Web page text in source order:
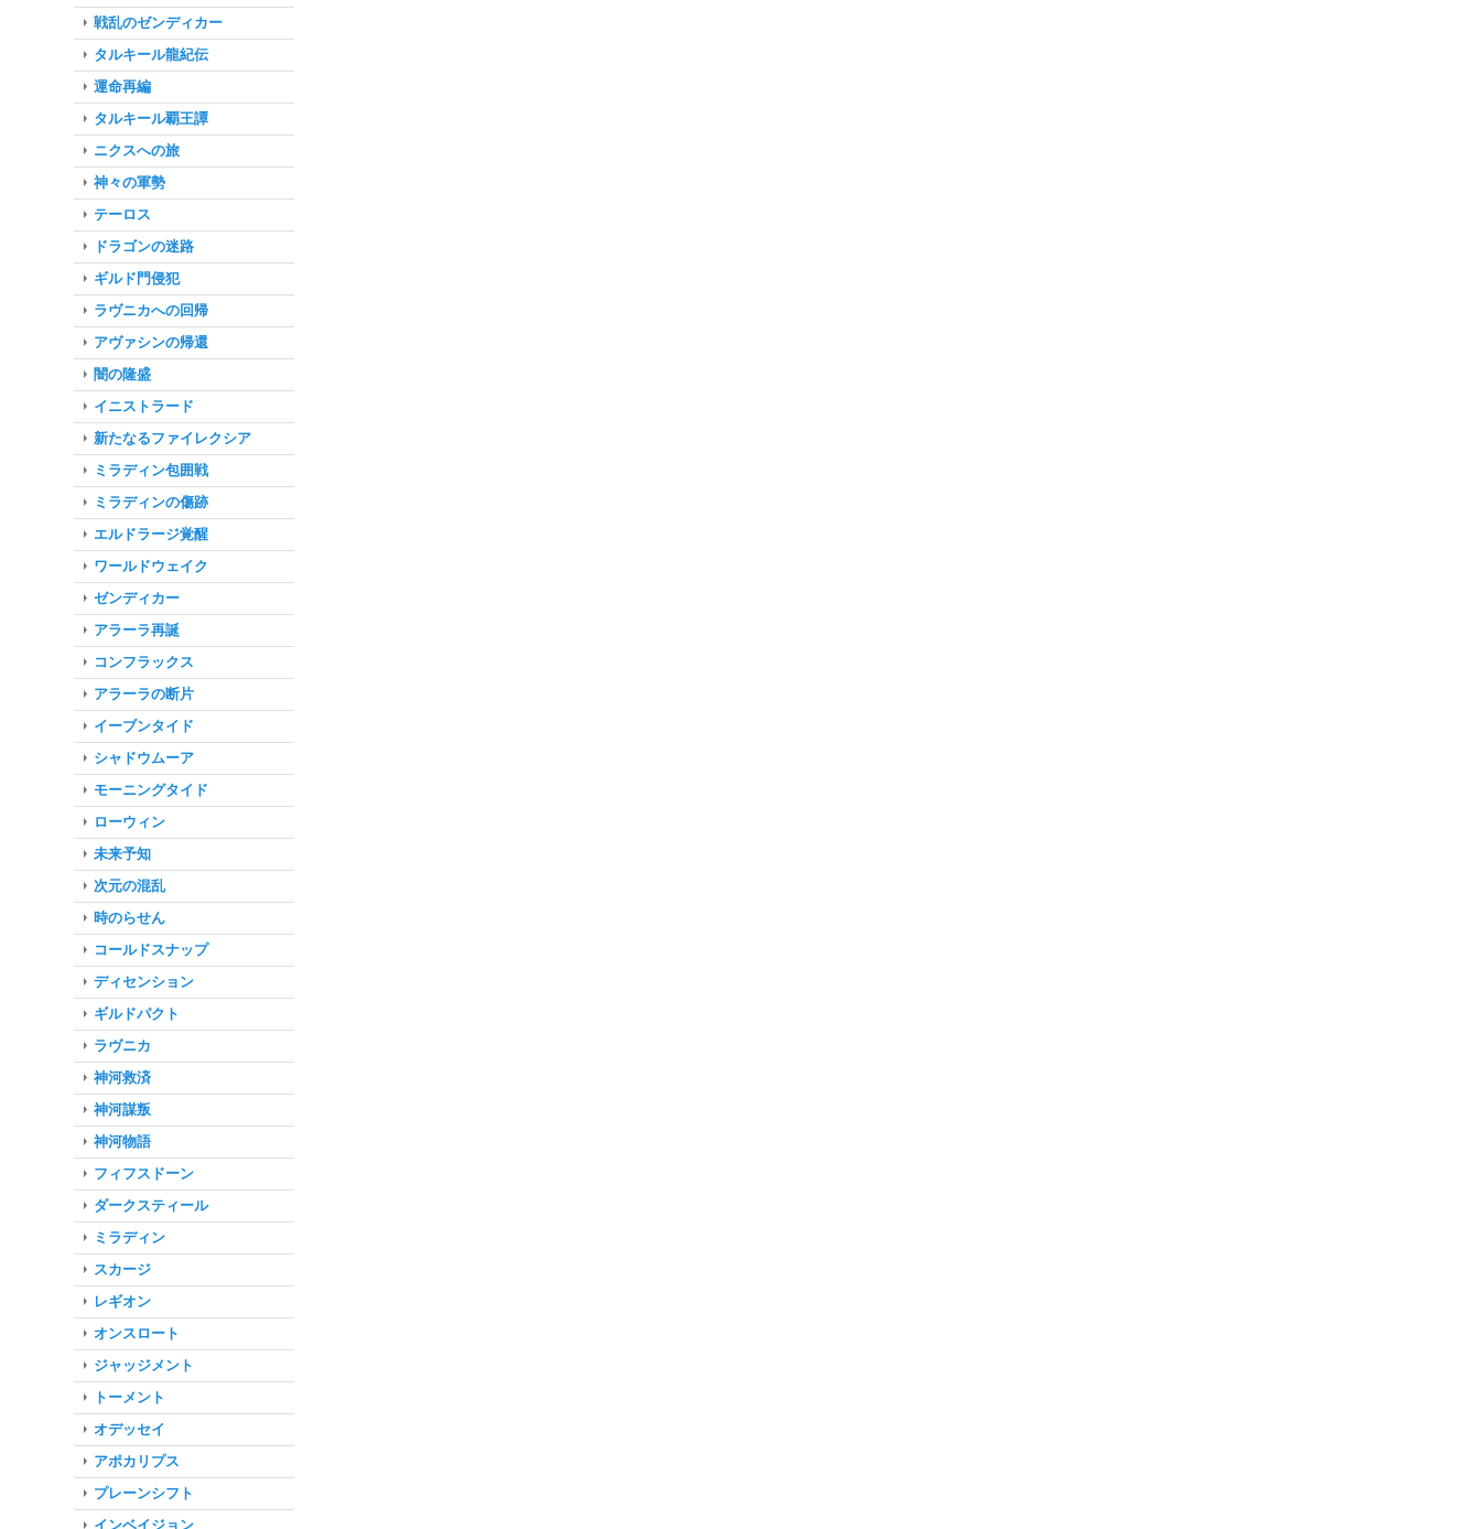
戦乱のゼンディカー
タルキール龍紀伝
運命再編
タルキール覇王譚
ニクスへの旅
神々の軍勢
テーロス
ドラゴンの迷路
ギルド門侵犯
ラヴニカへの回帰
アヴァシンの帰還
闇の隆盛
イニストラード
新たなるファイレクシア
ミラディン包囲戦
ミラディンの傷跡
エルドラージ覚醒
ワールドウェイク
ゼンディカー
アラーラ再誕
コンフラックス
アラーラの断片
イーブンタイド
シャドウムーア
モーニングタイド
ローウィン
未来予知
次元の混乱
時のらせん
コールドスナップ
ディセンション
ギルドパクト
ラヴニカ
神河救済
神河謀叛
神河物語
フィフスドーン
ダークスティール
ミラディン
スカージ
レギオン
オンスロート
ジャッジメント
トーメント
オデッセイ
アポカリプス
プレーンシフト
インベイジョン